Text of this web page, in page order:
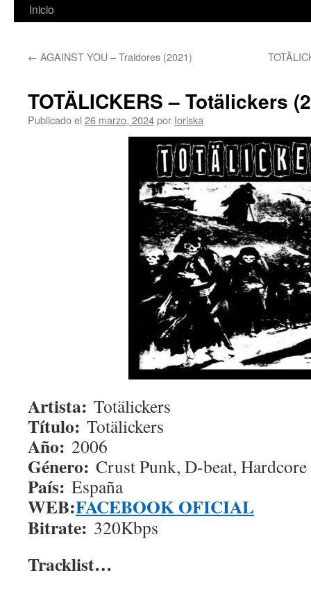
Inicio
← AGAINST YOU – Traidores (2021)
TOTÄLICKERS – Totälickers
Publicado el 26 marzo, 2024por Ioriska
Artista: Totälickers
Título: Totälickers
Año: 2006
Género: Crust Punk, D-beat,
País: España
WEB:FACEBOOK OFICIAL
Bitrate: 320Kbps
Tracklist…